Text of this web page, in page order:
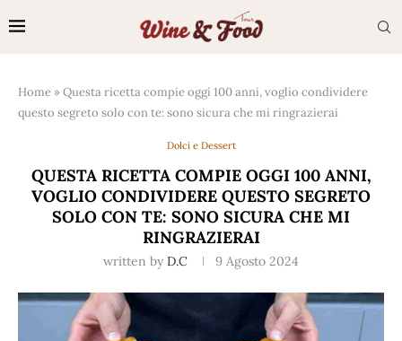
Home »Questa ricetta compie oggi 100 anni, voglio condividere
questo segreto solo con te: sono sicura che mi ringrazierai
Dolci e Dessert
QUESTA RICETTA COMPIE OGGI 100 ANNI,
VOGLIO CONDIVIDERE QUESTO SEGRETO
SOLO CON TE: SONO SICURA CHE MI
RINGRAZIERAI
written by D.C 9 Agosto 2024